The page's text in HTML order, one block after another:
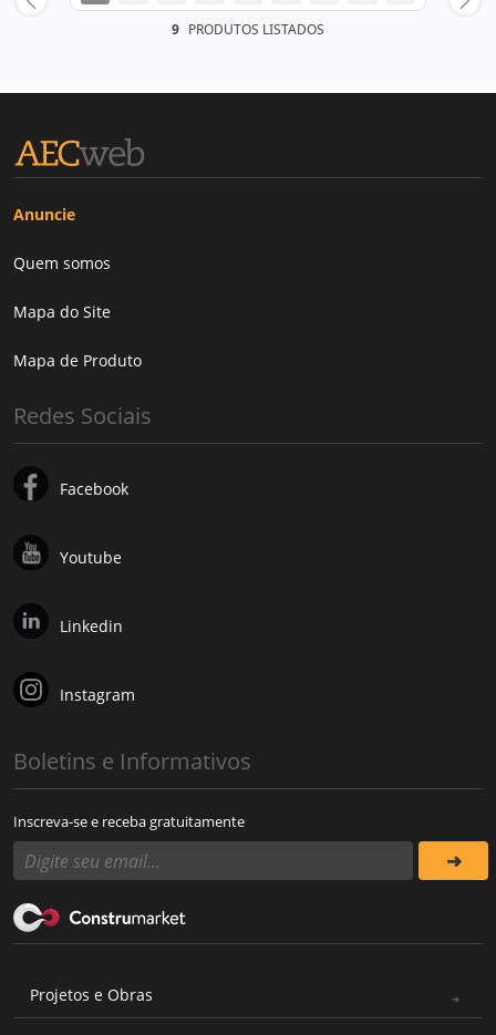
9 PRODUTOS LISTADOS
Anuncie
Quem somos
Mapa do Site
Mapa de Produto
Redes Sociais
Facebook
Youtube
Linkedin
Instagram
Boletins e Informativos
Inscreva-se e receba gratuitamente
Projetos e Obras